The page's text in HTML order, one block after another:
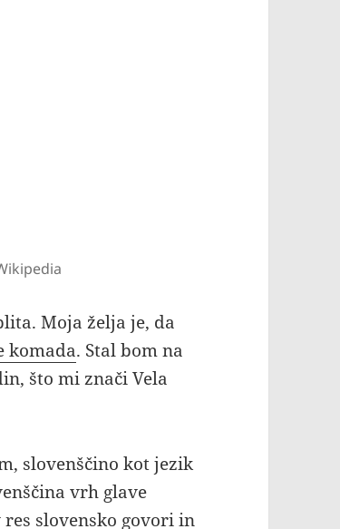
Moja želja je, da
komada. Stal bom na
što mi znači Vela
slovenščino kot jezik
vrh glave
slovensko govori in